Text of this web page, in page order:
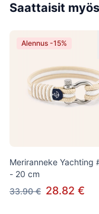
Saattaisit
Alennus -15%
Meriranneke Yachting
- 20 cm
33.90 € 28.82 €